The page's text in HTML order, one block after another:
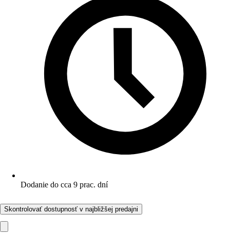
Dodanie do cca 9 prac. dní
Skontrolovať dostupnosť v najbližšej predajni